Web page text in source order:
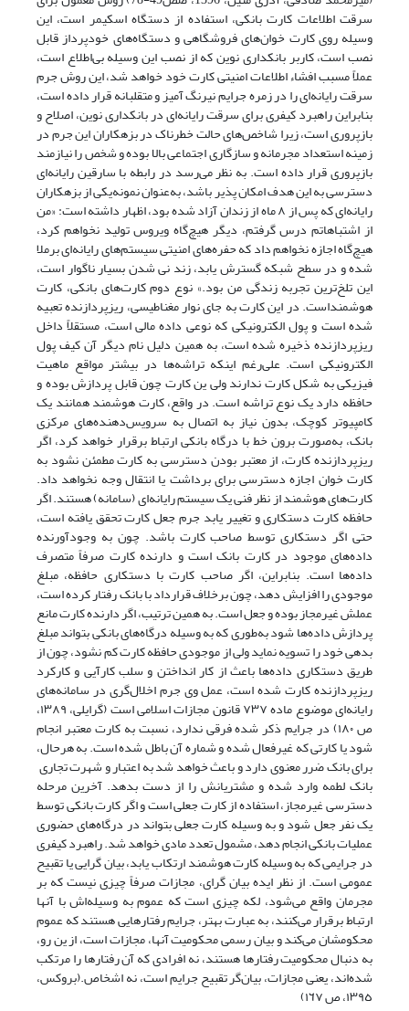
سرقت اطلاعات‌ کارت‌ بانکی، استفاده از دستگاه اسکیمر است، این
وسیله روی کارت خوان‌های فروشگاهی‌ و دستگاه‌های‌ خودپرداز‌ قابل
نصب است، کاربر بانکداری نوین که از نصب این وسیله بی‌اطلاع است،
عملاً‌ مسبب‌ افشاء اطلاعات امنیتی کارت خود خواهد شد، این روش جرم
سرقت رایانه‌ای‌ را‌ در زمره جرایم نیرنگ آمیز و متقلبانه قرار داده است،
بنابراین راهبرد کیفری برای‌ سرقت‌ رایانه‌ای در بانکداری نوین، اصلاح و
بازپروری است، زیرا شاخص‌های حالت‌ خطرناک‌ در بزهکاران این جرم در
زمینه استعداد مجرمانه و سازگاری اجتماعی بالا بوده و شخص را نیازمند
بازپروری‌ قرار‌ داده است. به نظر می‌رسد در رابطه با سارقین رایانه‌ای‌
دسترسی‌ به این هدف امکان پذیر باشد، به‌عنوان‌ نمونه‌یکی از بزهکاران
رایانه‌ای که پس‌ از‌ ٨ ماه از زندان آزاد شده بود، اظهار داشته است: «من
از اشتباهاتم درس‌ گرفتم‌، دیگر هیچ‌گاه ویروس تولید‌ نخواهم‌ کرد،
هیچ‌گاه‌ اجازه‌ نخواهم داد که حفره‌های امنیتی‌ ‌سیستم‌های رایانه‌ای برملا
شده و در سطح شبکه گسترش یابد، زند‌ نی‌ شدن بسیار ناگوار است،
این‌ تلخ‌ترین تجربه زندگی‌ من‌ بود.» نوع دوم کارت‌های‌ بانکی‌، کارت
هوشمنداست. در این کارت به جای نوار مغناطیسی، ریزپردازنده تعبیه
شده‌ است‌ و پول الکترونیکی که نوعی داده‌ مالی‌ است‌، مستقلاً داخل
ریزپردازنده‌ ذخیره شده است، به‌ همین‌ دلیل نام دیگر آن کیف پول
الکترونیکی است. علی‌رغم اینکه تراشه‌ها‌ در‌ بیشتر مواقع ماهیت
فیزیکی به شکل‌ کارت‌ ندارند ولی‌ ین‌ کارت‌ چون قابل پردازش بوده‌ و
حافظه دارد یک نوع تراشه است. در واقع، کارت هوشمند همانند یک
کامپیوتر کوچک، بدون‌ نیاز‌ به اتصال به سرویس‌دهنده‌های‌ مرکزی‌
بانک‌، به‌صورت‌ برون خط‌ با‌ درگاه بانکی ارتباط برقرار خواهد کرد، اگر
ریزپردازنده کارت، از معتبر بودن دسترسی به کارت مطمئن‌ نشود‌ به‌
کارت خوان اجازه دسترسی برای برداشت یا‌ انتقال‌ وجه‌ نخواهد‌ داد‌.
کارت‌های هوشمند از نظر فنی یک سیستم رایانه‌ای (سامانه) هستند. اگر
حافظه کارت دستکاری و تغییر یابد جرم جعل کارت تحقق یافته است،
حتی اگر‌ دستکاری توسط صاحب کارت باشد. چون به وجودآورنده
داده‌های موجود در کارت بانک است و دارنده کارت صرفاً متصرف
داده‌ها است. بنابراین، اگر صاحب کارت با دستکاری‌ حافظه‌، مبلغ
موجودی را افزایش دهد، چون برخلاف قرارداد با بانک رفتار کرده است،
عملش غیرمجاز بوده و جعل است. به همین ترتیب، اگر دارنده کارت مانع
پردازش داده‌ها شود به‌طوری که به وسیله درگاه‌های بانکی‌ بتواند مبلغ
بدهی خود را‌ تسویه‌ نماید ولی از موجودی حافظه کارت کم نشود، چون از
طریق دستکاری داده‌ها باعث از کار انداختن و سلب کارآیی و کارکرد
ریزپردازنده کارت‌ شده‌ است، عمل وی جرم‌ اخلال‌گری در سامانه‌های
رایانه‌ای موضوع ماده ٧٣٧ قانون مجازات اسلامی است (گرایلی‌، ١٣٨٩،
ص ١٨٠) در جرایم ذکر شده فرقی ندارد، نسبت به کارت معتبر انجام
شود‌ یا‌ کارتی که غیرفعال شده و شماره آن باطل شده است. به هرحال،
برای بانک ضرر معنوی دارد و باعث خواهد شد به اعتبار و شهرت تجاری ‌
‌بانک لطمه وارد شده و مشتریانش‌ را‌ از دست‌ بدهد. آخرین مرحله
دسترسی غیرمجاز، استفاده از کارت جعلی است و اگر کارت بانکی توسط
یک نفر‌ جعل شود و به وسیله کارت جعلی بتواند در درگاه‌های‌ حضوری‌
عملیات‌ بانکی انجام دهد، مشمول تعدد مادی خواهد شد. راهبرد کیفری
در جرایمی که به وسیله کارت ‌‌هوشمند‌ ارتکاب یابد، بیان گرایی یا تقبیح
عمومی است. از نظر ایده بیان‌ گرای‌، مجازات‌ صرفاً چیزی نیست که بر
مجرمان واقع می‌شود، لکه چیزی است که عموم به‌ وسیله‌اش با آنها
ارتباط برقرار می‌کنند، به عبارت بهتر، جرایم‌ رفتارهایی هستند که عموم‌
محکومشان‌ می‌کند و بیان رسمی محکومیت آنها، مجازات است، از ین رو،
به دنبال محکومیت رفتارها هستند، نه افرادی که آن رفتارها را مرتکب
شده‌اند، یعنی مجازات، بیان‌گر تقبیح جرایم است، نه اشخاص.(بروکس،
١٣٩٥، ص ١٦٧)